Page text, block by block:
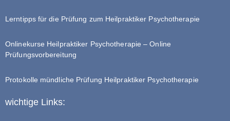
Lerntipps für die Prüfung zum Heilpraktiker Psychotherapie
Onlinekurse Heilpraktiker Psychotherapie – Online
Prüfungsvorbereitung
Protokolle mündliche Prüfung Heilpraktiker Psychotherapie
wichtige Links: